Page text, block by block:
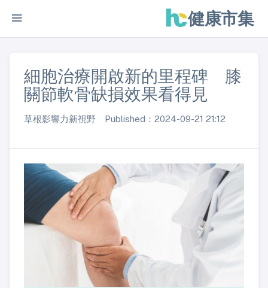
健康市集
細胞治療開啟新的里程碑 膝
關節軟骨缺損效果看得見
草根影響力新視野 Published：2024-09-21 21:12